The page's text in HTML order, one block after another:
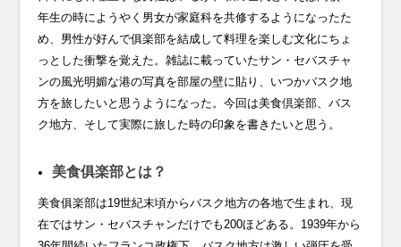
年生の時にようやく男女が家庭科を共修するようになったた
め、男性が好んで俱楽部を結成して料理を楽しむ文化にちょ
っとした衝撃を覚えた。雑誌に載っていたサン・セバスチャ
ンの風光明媚な港の写真を部屋の壁に貼り、いつかバスク地
方を旅したいと思うようになった。今回は美食倶楽部、バス
ク地方、そして実際に旅した時の印象を書きたいと思う。
美食俱楽部とは？
美食俱楽部は19世紀末頃からバスク地方の各地で生まれ、現
在ではサン・セバスチャンだけでも200ほどある。1939年から